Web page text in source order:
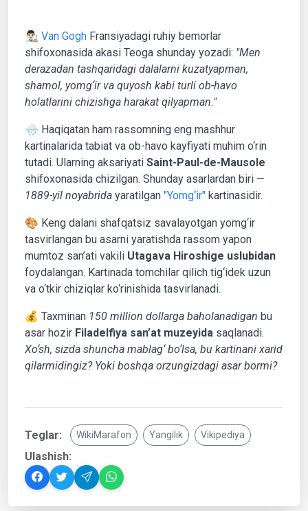
👨🏻‍🎨 Van Gogh Fransiyadagi ruhiy bemorlar
shifoxonasida akasi Teoga shunday yozadi: "Men
derazadan tashqaridagi dalalarni kuzatyapman,
shamol, yomg‘ir va quyosh kabi turli ob-havo
holatlarini chizishga harakat qilyapman."
🌧 Haqiqatan ham rassomning eng mashhur
kartinalarida tabiat va ob-havo kayfiyati muhim o‘rin
tutadi. Ularning aksariyati Saint-Paul-de-Mausole
shifoxonasida chizilgan. Shunday asarlardan biri —
1889-yil noyabrida yaratilgan "Yomg‘ir" kartinasidir.
🎨 Keng dalani shafqatsiz savalayotgan yomg‘ir
tasvirlangan bu asarni yaratishda rassom yapon
mumtoz san’ati vakili Utagava Hiroshige uslubidan
foydalangan. Kartinada tomchilar qilich tig‘idek uzun
va o‘tkir chiziqlar ko‘rinishida tasvirlanadi.
💰 Taxminan 150 million dollarga baholanadigan bu
asar hozir Filadelfiya san’at muzeyida saqlanadi.
Xo‘sh, sizda shuncha mablag‘ bo‘lsa, bu kartinani xarid
qilarmidingiz? Yoki boshqa orzungizdagi asar bormi?
Teglar: WikiMarafon Yangilik Vikipediya
Ulashish: